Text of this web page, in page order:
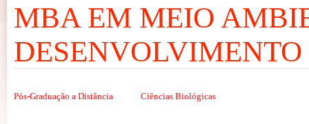
MBA EM MEIO
Pós-Graduação a Distância Ciências Biológicas